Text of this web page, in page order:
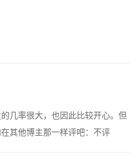
几率很大，也因此比较开心。但
其他博主那一样评吧：不评